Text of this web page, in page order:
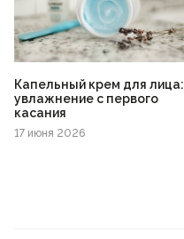
Капельный крем для лица:
увлажнение с первого
касания
17 июня 2026